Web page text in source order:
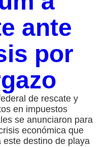
ante
por
de rescate y
en impuestos
se anunciaron para
económica que
este destino de playa